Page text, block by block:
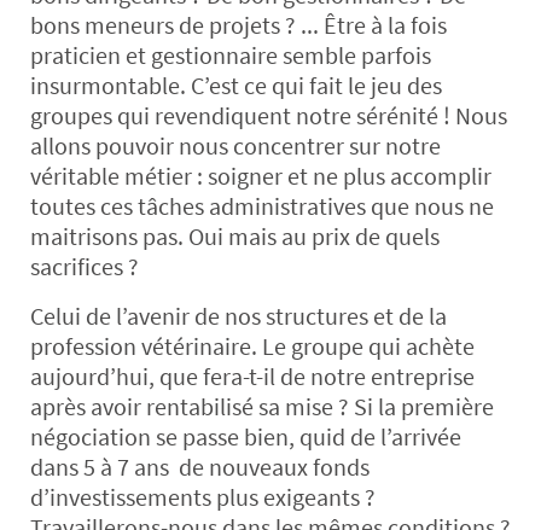
bons meneurs de projets ? ... Être à la fois
praticien et gestionnaire semble parfois
insurmontable. C’est ce qui fait le jeu des
groupes qui revendiquent notre sérénité ! Nous
allons pouvoir nous concentrer sur notre
véritable métier : soigner et ne plus accomplir
toutes ces tâches administratives que nous ne
maitrisons pas. Oui mais au prix de quels
sacrifices ?
Celui de l’avenir de nos structures et de la
profession vétérinaire. Le groupe qui achète
aujourd’hui, que fera-t-il de notre entreprise
après avoir rentabilisé sa mise ? Si la première
négociation se passe bien, quid de l’arrivée
dans 5 à 7 ans de nouveaux fonds
d’investissements plus exigeants ?